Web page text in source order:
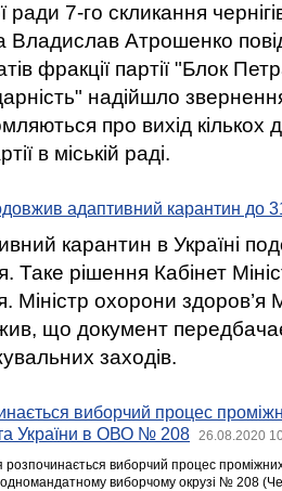
ради 7-го скликання
Владислав Атрошенко
фракції партії "Блок
надійшло
про вихід кількох
в міській раді.
адаптивний карантин до
карантин в Україні
Таке рішення Кабінет
Міністр охорони
що документ
заходів.
виборчий процес
України в ОВО № 208
26.08.2020
розпочинається виборчий процес
виборчому окрузі № 208